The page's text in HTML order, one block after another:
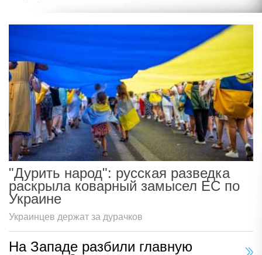
"Дурить народ": русская разведка
раскрыла коварный замысел ЕС по
Украине
Украинцев держат за дурачков
На Западе разбили главную